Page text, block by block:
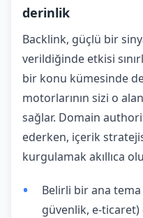
derinlik
Backlink, güçlü bir
verildiğinde etkisi
bir konu kümesinde
motorlarının sizi o
sağlar. Domain
ederken, içerik
kurgulamak akıllıca
Belirli bir ana
güvenlik, e-